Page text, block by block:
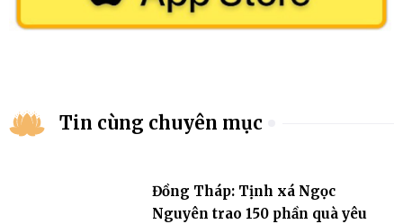
Tin cùng chuyên mục
Đồng Tháp: Tịnh xá Ngọc
Nguyên trao 150 phần quà yêu